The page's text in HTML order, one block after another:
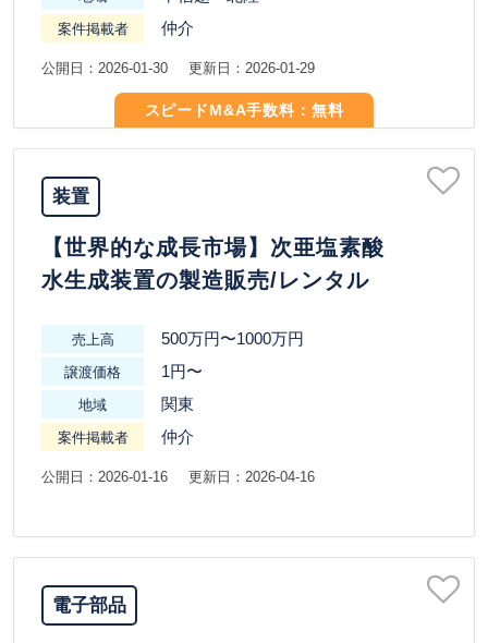
案件掲載者 仲介
公開日：2026-01-30 更新日：2026-01-29
スピードM&A手数料：無料
装置
【世界的な成長市場】次亜塩素酸
水生成装置の製造販売/レンタル
売上高 500万円〜1000万円
譲渡価格 1円〜
地域 関東
案件掲載者 仲介
公開日：2026-01-16 更新日：2026-04-16
電子部品